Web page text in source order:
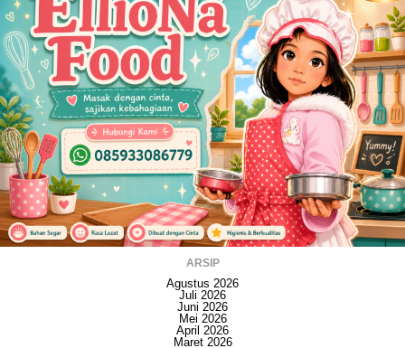
ARSIP
Agustus 2026
Juli 2026
Juni 2026
Mei 2026
April 2026
Maret 2026